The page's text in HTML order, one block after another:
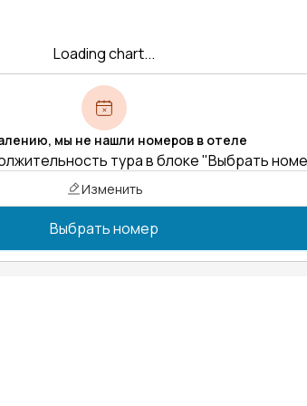
Loading chart...
мы не нашли номеров в отеле
тура в блоке "Выбрать
Изменить
Выбрать номер